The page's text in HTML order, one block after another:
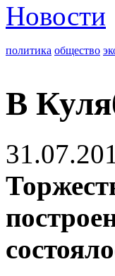
Новости
политика общество
В